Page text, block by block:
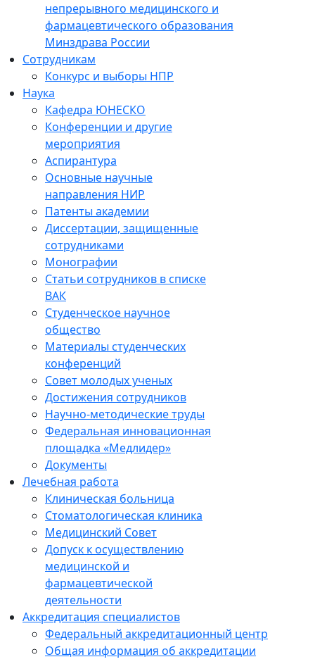
непрерывного медицинского и
фармацевтического образования
Минздрава России
Сотрудникам
Конкурс и выборы НПР
Наука
Кафедра ЮНЕСКО
Конференции и другие
мероприятия
Аспирантура
Основные научные
направления НИР
Патенты академии
Диссертации, защищенные
сотрудниками
Монографии
Статьи сотрудников в списке
ВАК
Студенческое научное
общество
Материалы студенческих
конференций
Совет молодых ученых
Достижения сотрудников
Научно-методические труды
Федеральная инновационная
площадка «Медлидер»
Документы
Лечебная работа
Клиническая больница
Стоматологическая клиника
Медицинский Совет
Допуск к осуществлению
медицинской и
фармацевтической
деятельности
Аккредитация специалистов
Федеральный аккредитационный центр
Общая информация об аккредитации